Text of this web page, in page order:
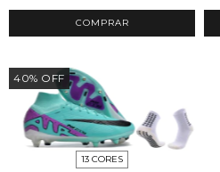
COMPRAR
40% OFF
13 CORES